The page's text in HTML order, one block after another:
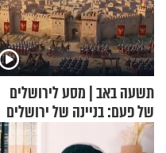
תשעה באב | מסע לירושלים
של פעם: בניינה של ירושלים